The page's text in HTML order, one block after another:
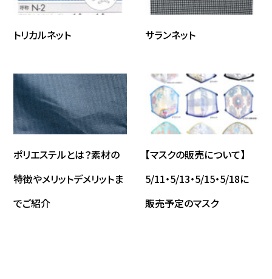
トリカルネット サランネット
ポリエステルとは？素材の
特徴やメリットデメリットま
でご紹介
【マスクの販売について】
5/11・5/13・5/15・5/18に
販売予定のマスク